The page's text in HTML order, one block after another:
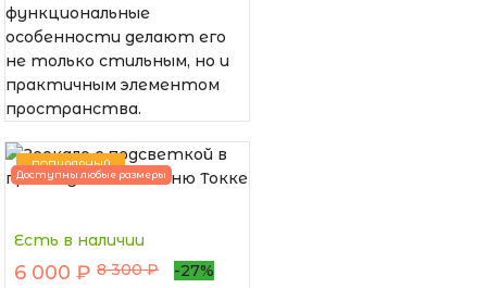
функциональные
особенности делают его
не только стильным, но и
практичным элементом
пространства.
ПОПУЛЯРНЫЙ
Доступны любые размеры
Есть в наличии
6 000 ₽ 8 300 ₽
-27%